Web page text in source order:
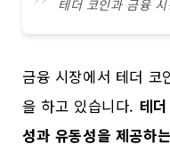
테더 코인과 금융
금융 시장에서 테더 코
을 하고 있습니다. 테
성과 유동성을 제공하